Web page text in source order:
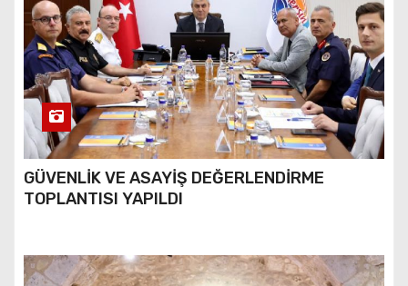
GÜVENLİK VE ASAYİŞ DEĞERLENDİRME
TOPLANTISI YAPILDI